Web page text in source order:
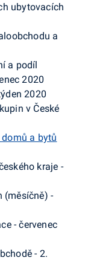
ubytovacích
a
a podíl
2020
2020
v České
a bytů
kraje -
(měsíčně) -
- červenec
- 2.